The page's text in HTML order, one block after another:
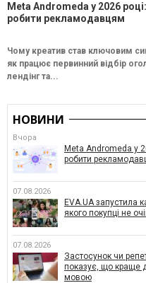
Meta Andromeda у 2026
робити рекламодавцям
Чому креатив став ключовим
як працює первинний відбір
лендінг та...
НОВИНИ
Вчора
Meta Andromeda у
робити
07.08.2026
EVA.UA запустила
якого покупці не
07.08.2026
Застосунок чи
показує, що краще
мовою